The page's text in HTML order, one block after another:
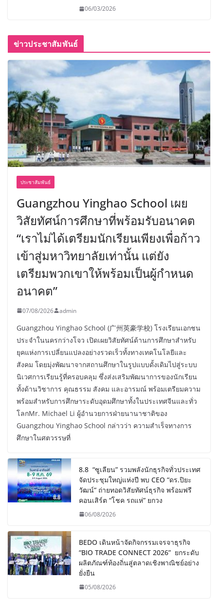
06/03/2026
ข่าวประชาสัมพันธ์
ประชาสัมพันธ์
Guangzhou Yinghao School เผย
วิสัยทัศน์การศึกษาที่พร้อมรับอนาคต
“เราไม่ได้เตรียมนักเรียนเพียงเพื่อก้าว
เข้าสู่มหาวิทยาลัยเท่านั้น แต่ยัง
เตรียมพวกเขาให้พร้อมเป็นผู้กำหนด
อนาคต”
07/08/2026 admin
Guangzhou Yinghao School (广州英豪学校) โรงเรียนเอกชน
ประจำในนครกว่างโจว เปิดเผยวิสัยทัศน์ด้านการศึกษาสำหรับ
ยุคแห่งการเปลี่ยนแปลงอย่างรวดเร็วทั้งทางเทคโนโลยีและ
สังคม โดยมุ่งพัฒนาจากสถานศึกษาในรูปแบบดั้งเดิมไปสู่ระบบ
นิเวศการเรียนรู้ที่ครอบคลุม ซึ่งส่งเสริมพัฒนาการของนักเรียน
ทั้งด้านวิชาการ คุณธรรม สังคม และอารมณ์ พร้อมเตรียมความ
พร้อมสำหรับการศึกษาระดับอุดมศึกษาทั้งในประเทศจีนและทั่ว
โลกMr. Michael Li ผู้อำนวยการฝ่ายนานาชาติของ
Guangzhou Yinghao School กล่าวว่า ความสำเร็จทางการ
ศึกษาในศตวรรษที่
8.8 “ซูเลียน” รวมพลังนักธุรกิจทั่วประเทศ
จัดประชุมใหญ่แห่งปี พบ CEO “ดร.ปิยะ
วัฒน์” ถ่ายทอดวิสัยทัศน์ธุรกิจ พร้อมฟรี
คอนเสิร์ต “โชค รถแห่” ยกวง
06/08/2026
BEDO เดินหน้าจัดกิจกรรมเจรจาธุรกิจ
“BIO TRADE CONNECT 2026” ยกระดับ
ผลิตภัณฑ์ท้องถิ่นสู่ตลาดเชิงพาณิชย์อย่าง
ยั่งยืน
05/08/2026